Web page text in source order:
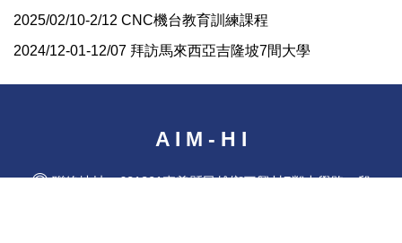
2025/02/10-2/12 CNC機台教育訓練課程
2024/12-01-12/07 拜訪馬來西亞吉隆坡7間大學
A I M - H I
聯絡地址：621301嘉義縣民雄鄉三興村7鄰大學路一段